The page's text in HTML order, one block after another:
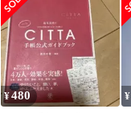
¥480 ¥